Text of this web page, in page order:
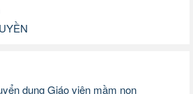
dụng Giáo viên mầm non